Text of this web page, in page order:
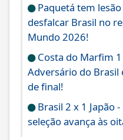
Paquetá tem
desfalcar Brasil no
Mundo 2026!
Costa do Marfim
Adversário do Brasil
de final!
Brasil 2 x 1 Japão
seleção avança às